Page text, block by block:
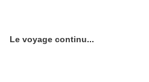
Le voyage continu...